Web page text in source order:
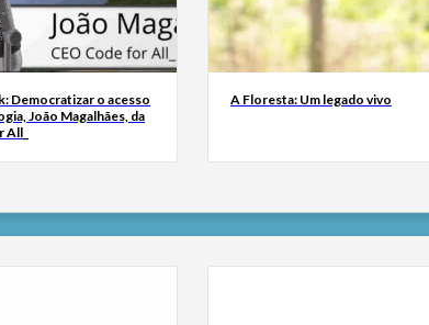
Democratizar o acesso
João Magalhães, da
A Floresta: Um legado vivo